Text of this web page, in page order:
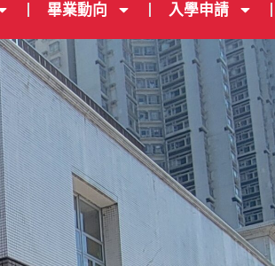
畢業動向 入學申請